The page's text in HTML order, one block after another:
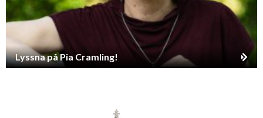
Lyssna på Pia Cramling!